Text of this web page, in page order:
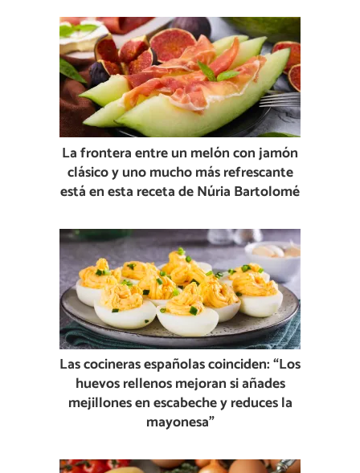
La frontera entre un melón con jamón
clásico y uno mucho más refrescante
está en esta receta de Núria Bartolomé
Las cocineras españolas coinciden: “Los
huevos rellenos mejoran si añades
mejillones en escabeche y reduces la
mayonesa”